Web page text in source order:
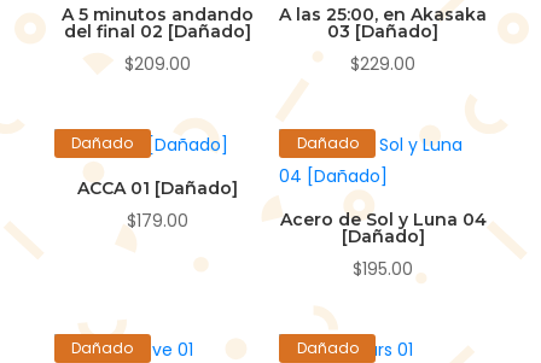
A 5 minutos andando
del final 02 [Dañado]
$209.00
A las 25:00, en Akasaka
03 [Dañado]
$229.00
Dañado
ACCA 01 [Dañado]
$179.00
Dañado
Acero de Sol y Luna 04
[Dañado]
$195.00
Dañado Dañado